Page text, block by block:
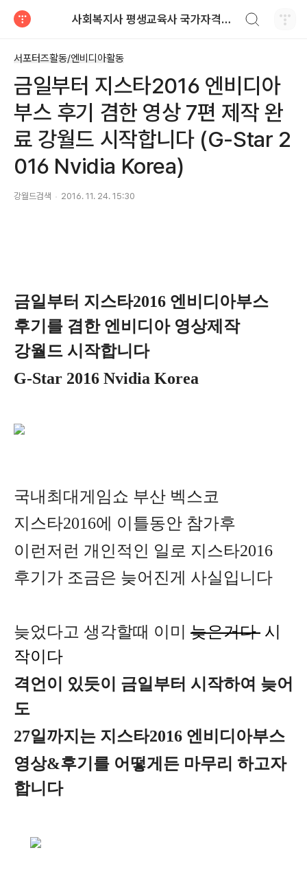
사회복지사 평생교육사 국가자격증 레포트 자료
서포터즈활동/엔비디아활동
금일부터 지스타2016 엔비디아
부스 후기 겸한 영상 7편 제작 완
료 강월드 시작합니다 (G-Star 2
016 Nvidia Korea)
강월드검색 2016. 11. 24. 15:30
금일부터 지스타2016 엔비디아부스
후기를 겸한 엔비디아 영상제작
강월드 시작합니다
G-Star 2016 Nvidia Korea
국내최대게임쇼 부산 벡스코
지스타2016에 이틀동안 참가후
이런저런 개인적인 일로 지스타2016
후기가 조금은 늦어진게 사실입니다
늦었다고 생각할때 이미 늦은거다 시
작이다
격언이 있듯이 금일부터 시작하여 늦어
도
27일까지는 지스타2016 엔비디아부스
영상&후기를 어떻게든 마무리 하고자
합니다